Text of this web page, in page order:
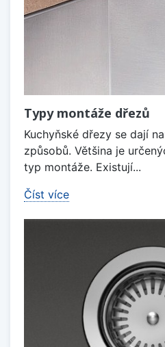
Typy montáže dřezů
Kuchyňské dřezy se dají
způsobů. Většina je
typ montáže. Existují...
Číst více